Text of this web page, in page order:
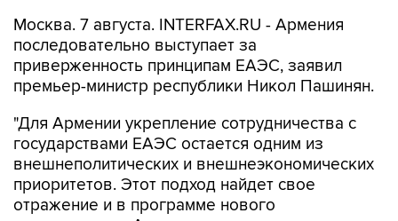
Москва. 7 августа. INTERFAX.RU - Армения
последовательно выступает за
приверженность принципам ЕАЭС, заявил
премьер-министр республики Никол Пашинян.
"Для Армении укрепление сотрудничества с
государствами ЕАЭС остается одним из
внешнеполитических и внешнеэкономических
приоритетов. Этот подход найдет свое
отражение и в программе нового